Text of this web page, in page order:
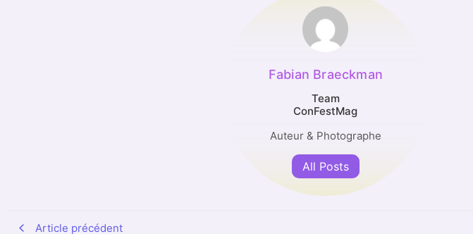
Fabian Braeckman
Team
ConFestMag
Auteur & Photographe
All Posts
Article précédent